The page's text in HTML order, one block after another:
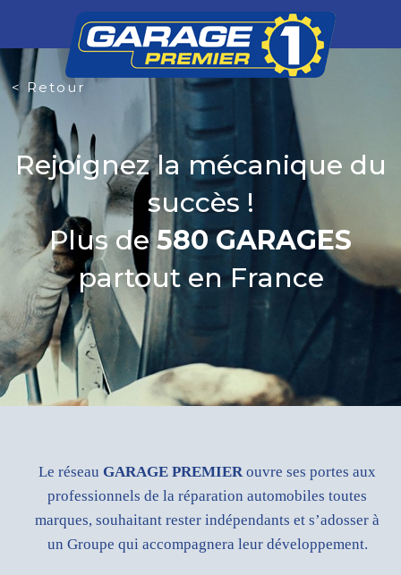
< Retour
Rejoignez la mécanique du
succès !
Plus de580 GARAGES
partout en France
Le réseau GARAGE PREMIERouvre ses portes aux
professionnels de la réparation automobiles toutes
marques, souhaitant rester indépendants et s’adosser à
un Groupe qui accompagnera leur développement.